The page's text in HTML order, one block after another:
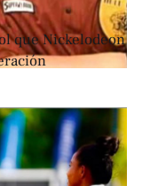
que Nickelodeon